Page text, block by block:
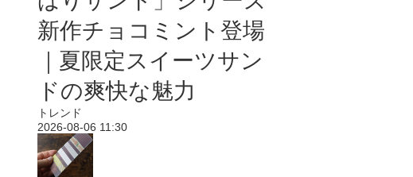
新作チョコミント登場
｜夏限定スイーツサン
ドの爽快な魅力
トレンド
2026-08-06 11:30